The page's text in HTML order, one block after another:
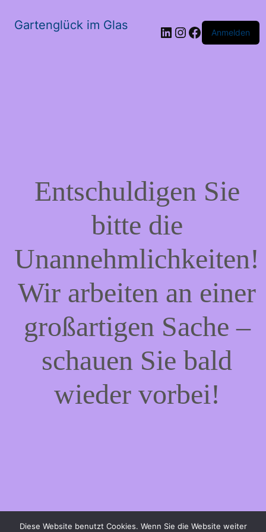
Gartenglück im Glas LinkedIn
Instagram
Facebook
Anmelden
Entschuldigen Sie
bitte die
Unannehmlichkeiten!
Wir arbeiten an einer
großartigen Sache –
schauen Sie bald
wieder vorbei!
Diese Website benutzt Cookies. Wenn Sie die Website weiter